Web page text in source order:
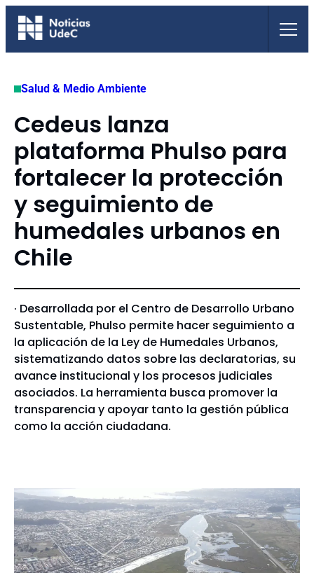
Saltar
Salud & Medio Ambiente
Cedeus lanza
plataforma Phulso para
fortalecer la protección
y seguimiento de
humedales urbanos en
Chile
· Desarrollada por el Centro de Desarrollo Urbano
Sustentable, Phulso permite hacer seguimiento a
la aplicación de la Ley de Humedales Urbanos,
sistematizando datos sobre las declaratorias, su
avance institucional y los procesos judiciales
asociados. La herramienta busca promover la
transparencia y apoyar tanto la gestión pública
como la acción ciudadana.